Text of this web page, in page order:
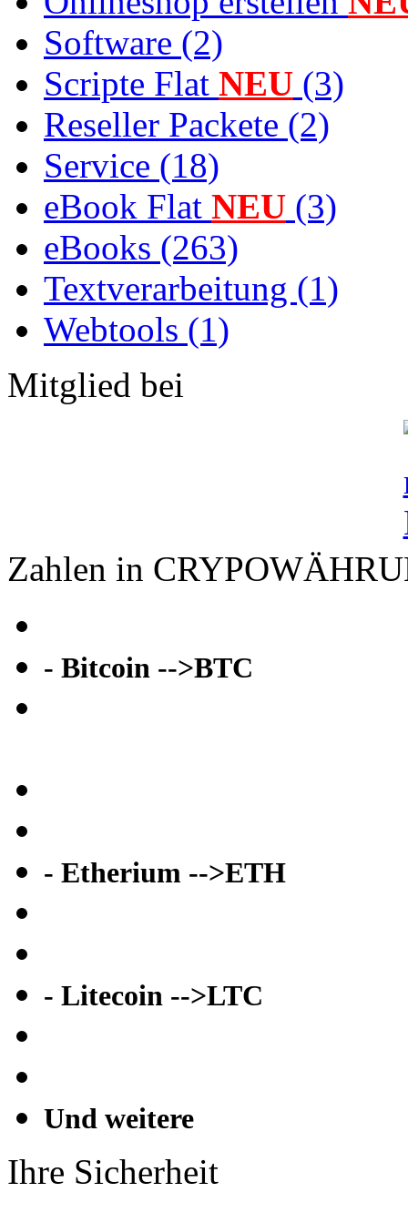
Software (2)
Scripte Flat NEU (3)
Reseller Packete (2)
Service (18)
eBook Flat NEU (3)
eBooks (263)
Textverarbeitung (1)
Webtools (1)
Mitglied bei
Zahlen in
- Bitcoin -->BTC
- Etherium -->ETH
- Litecoin -->LTC
Und weitere
Ihre Sicherheit